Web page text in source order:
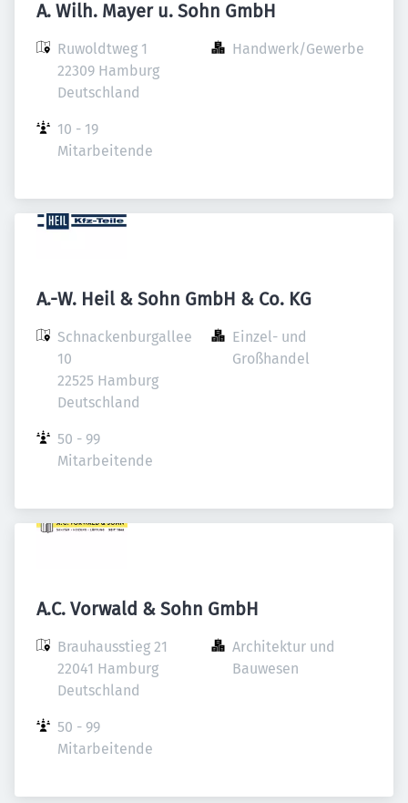
A. Wilh. Mayer u. Sohn GmbH
Ruwoldtweg 1
22309 Hamburg
Deutschland
Handwerk/Gewerbe
10 - 19
Mitarbeitende
A.-W. Heil & Sohn GmbH & Co. KG
Schnackenburgallee
10
22525 Hamburg
Deutschland
Einzel- und
Großhandel
50 - 99
Mitarbeitende
A.C. Vorwald & Sohn GmbH
Brauhausstieg 21
22041 Hamburg
Deutschland
Architektur und
Bauwesen
50 - 99
Mitarbeitende